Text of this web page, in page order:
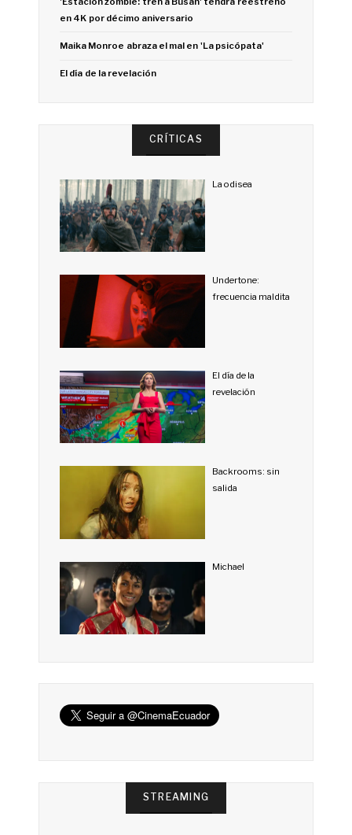
en 4K por décimo aniversario
Maika Monroe abraza el mal en 'La psicópata'
El día de la revelación
CRÍTICAS
La odisea
Undertone:
frecuencia maldita
El día de la
revelación
Backrooms: sin
salida
Michael
STREAMING